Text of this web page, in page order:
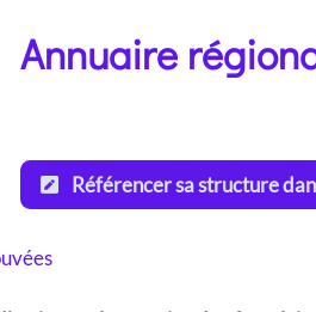
Annuaire
Référencer sa structure